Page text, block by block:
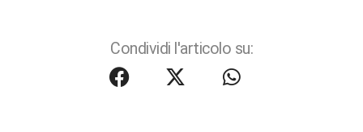
Condividi l'articolo su: